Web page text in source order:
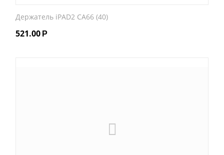
Держатель iPAD2 CA66 (40)
521.00 Р